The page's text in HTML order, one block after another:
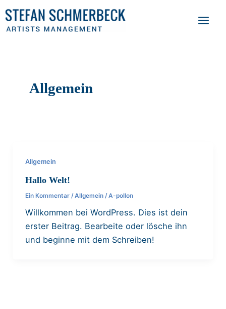
Inhalt
springen
Allgemein
Allgemein
Hallo Welt!
Ein Kommentar /Allgemein/A-pollon
Willkommen bei WordPress. Dies ist dein
erster Beitrag. Bearbeite oder lösche ihn
und beginne mit dem Schreiben!